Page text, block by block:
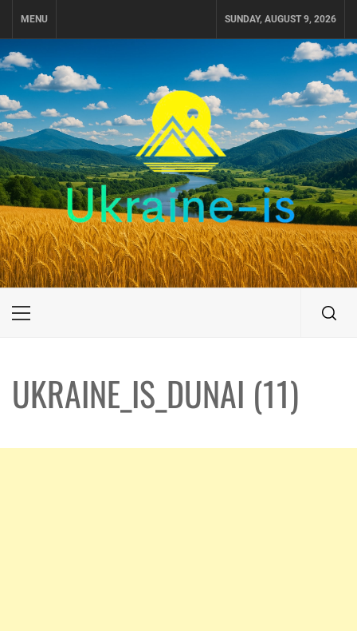
MENU SUNDAY, AUGUST 9, 2026
UKRAINE-IS
ПУТЕШЕСТВИЕ ПО УКРАИНЕ
Primary
UKRAINE_IS_DUNAI (11)